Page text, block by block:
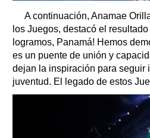
A continuación, Anamae
los Juegos, destacó el
logramos, Panamá! Hemos
es un puente de unión y
dejan la inspiración para seguir
juventud. El legado de estos